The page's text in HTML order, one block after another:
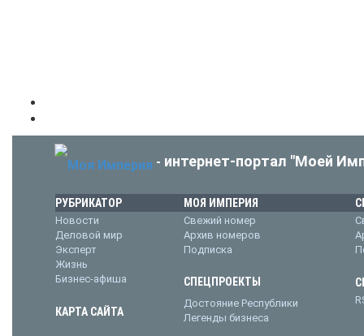
- интернет-портал "Моей
РУБРИКАТОР
Новости
Деловой мир
Эксперт
Жизнь
Бизнес-афиша
КАРТА САЙТА
МОЯ ИМПЕРИЯ
Свежий номер
Архив номеров
Подписка
СПЕЦПРОЕКТЫ
Достояние Республики
Легенды бизнеса